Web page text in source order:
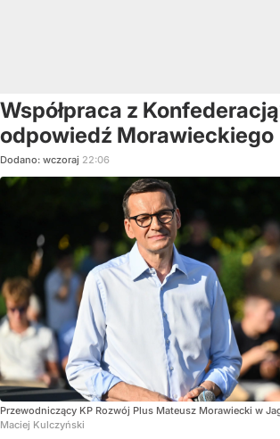
Współpraca z
odpowiedź Morawieckiego
Dodano: wczoraj 22:06
Przewodniczący KP Rozwój Plus Mateusz Morawiecki w
Maciej Kulczyński